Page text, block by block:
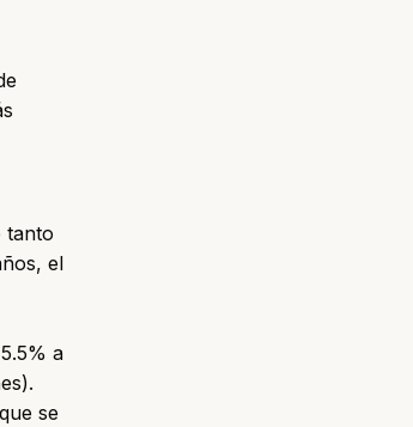
tanto
el
a
se